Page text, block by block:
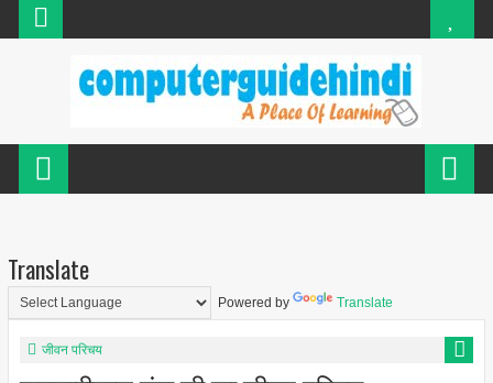
Translate
Powered by Translate
जीवन परिचय